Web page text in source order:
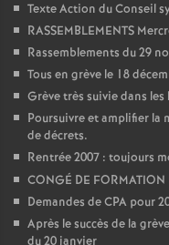
Texte Action du Conseil
RASSEMBLEMENTS
Rassemblements du 29
Tous en grève le 18
Grève très suivie dans les
Poursuivre et amplifier
de décrets.
Rentrée 2007 : toujours
CONGÉ DE FORMATION
Demandes de CPA pour
Après le succès de la